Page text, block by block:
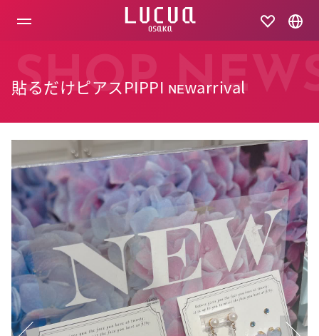
貼るだけピアスPIPPI ɴᴇᴡarrival
SHOP